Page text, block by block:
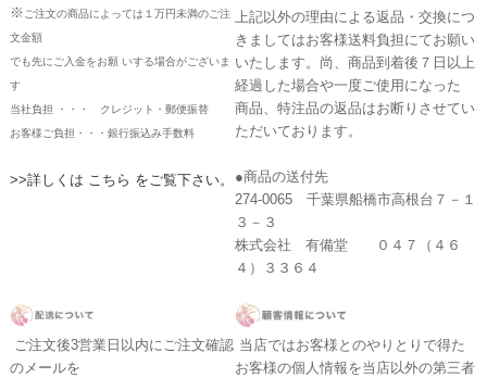
※ ご注文の商品によっては１万円未満のご注
文金額
でも先にご入金をお願 いする場合がございま
す
当社負担 ・・・ クレジット・郵便振替
お客様ご負担・・・銀行振込み手数料
>>詳しくは こちら をご覧下さい。
上記以外の理由による返品・交換につ
きましてはお客様送料負担にてお願い
いたします。尚、商品到着後７日以上
経過した場合や一度ご使用になった
商品、特注品の返品はお断りさせてい
ただいております。
●商品の送付先
274-0065 千葉県船橋市高根台７－１
３－３
株式会社 有備堂 ０４７（４６
４）３３６４
ご注文後3営業日以内にご注文確認
のメールを
当店ではお客様とのやりとりで得た
お客様の個人情報を当店以外の第三者